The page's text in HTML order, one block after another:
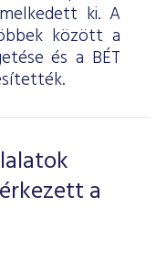
ki. A
között a
és a BÉT
a